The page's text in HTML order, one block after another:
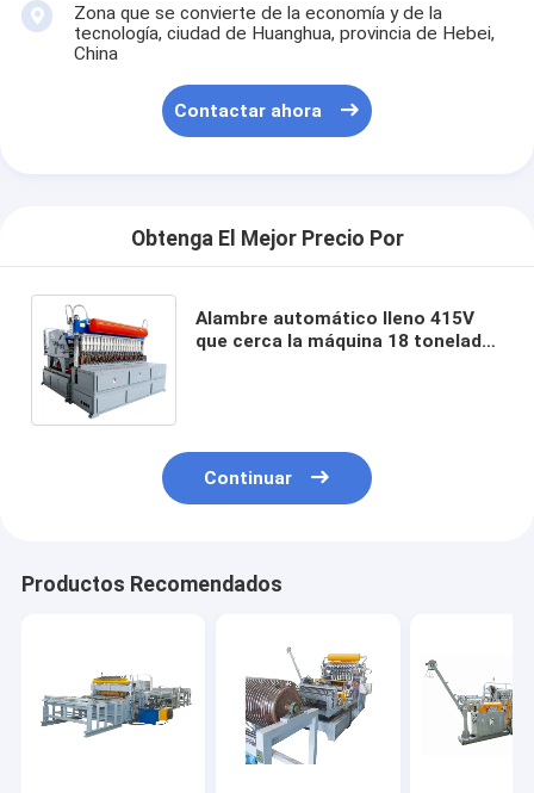
Zona que se convierte de la economía y de la
tecnología, ciudad de Huanghua, provincia de Hebei,
China
Contactar ahora
Obtenga El Mejor Precio Por
Alambre automático lleno 415V
que cerca la máquina 18 toneladas
Continuar
Productos Recomendados